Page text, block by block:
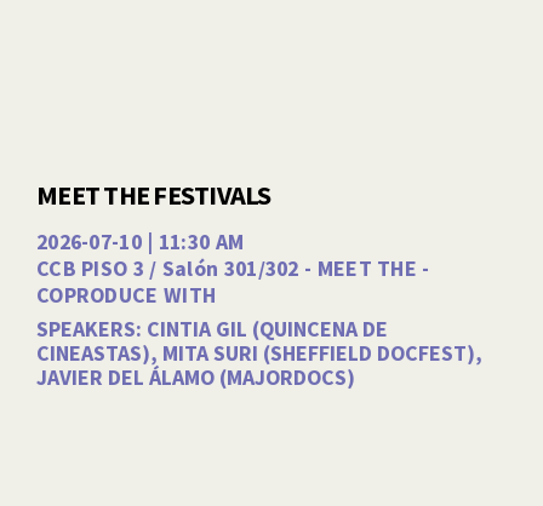
MEET THE FESTIVALS
2026-07-10 | 11:30 AM
CCB PISO 3 / Salón 301/302 - MEET THE -
COPRODUCE WITH
SPEAKERS: CINTIA GIL (QUINCENA DE
CINEASTAS), MITA SURI (SHEFFIELD DOCFEST),
JAVIER DEL ÁLAMO (MAJORDOCS)